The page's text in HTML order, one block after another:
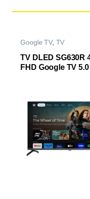
Google TV, TV
TV DLED SG630R
FHD Google TV 5.0